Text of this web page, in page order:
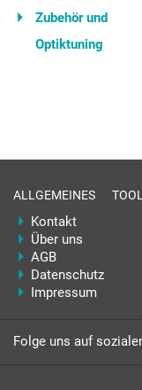
Zubehör und
Optiktuning
ALLGEMEINES
Kontakt
Über uns
AGB
Datenschutz
Impressum
Folge uns auf